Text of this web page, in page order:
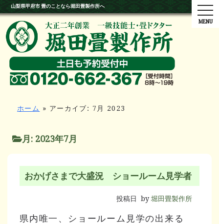
山梨県甲府市 畳のことなら堀田畳製作所へ
ホーム » アーカイブ: 7月 2023
月: 2023年7月
おかげさまで大盛況 ショールーム見学者
投稿日 by 堀田畳製作所
県内唯一、ショールーム見学の出来る